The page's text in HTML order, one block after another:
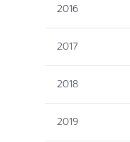
2016
2017
2018
2019